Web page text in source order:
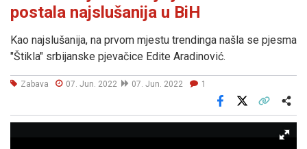
postala najslušanija u BiH
Kao najslušanija, na prvom mjestu trendinga našla se pjesma
"Štikla" srbijanske pjevačice Edite Aradinović.
Zabava 07. Jun. 2022 07. Jun. 2022 1
Facebook